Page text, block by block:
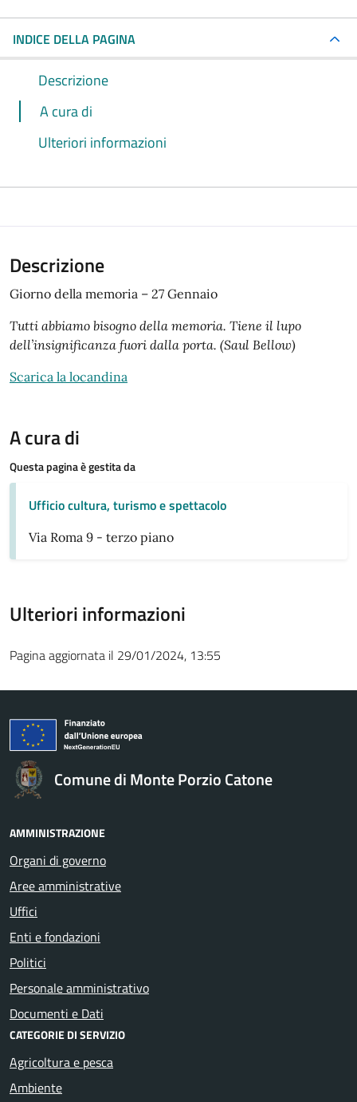
INDICE DELLA PAGINA
Descrizione
A cura di
Ulteriori informazioni
Descrizione
Giorno della memoria – 27 Gennaio
Tutti abbiamo bisogno della memoria. Tiene il lupo
dell’insignificanza fuori dalla porta. (Saul Bellow)
Scarica la locandina
A cura di
Questa pagina è gestita da
Ufficio cultura, turismo e spettacolo
Via Roma 9 - terzo piano
Ulteriori informazioni
Pagina aggiornata il 29/01/2024, 13:55
Comune di Monte Porzio Catone
AMMINISTRAZIONE
Organi di governo
Aree amministrative
Uffici
Enti e fondazioni
Politici
Personale amministrativo
Documenti e Dati
CATEGORIE DI SERVIZIO
Agricoltura e pesca
Ambiente